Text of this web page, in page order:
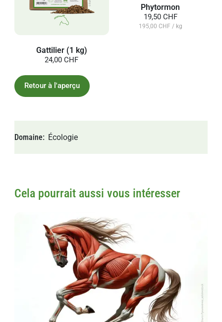
Gattilier (1 kg)
24,00 CHF
Phytormon
19,50 CHF
195,00 CHF / kg
Domaine Écologie
Cela pourrait aussi vous intéresser
Retour à l'aperçu